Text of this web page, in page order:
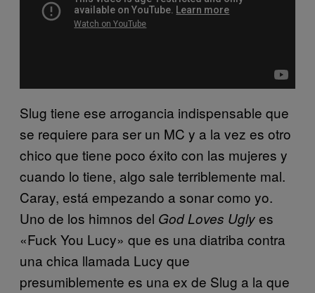
Slug tiene ese arrogancia indispensable que
se requiere para ser un MC y a la vez es otro
chico que tiene poco éxito con las mujeres y
cuando lo tiene, algo sale terriblemente mal.
Caray, está empezando a sonar como yo.
Uno de los himnos del God Loves Uglyes
«Fuck You Lucy» que es una diatriba contra
una chica llamada Lucy que
presumiblemente es una ex de Slug a la que